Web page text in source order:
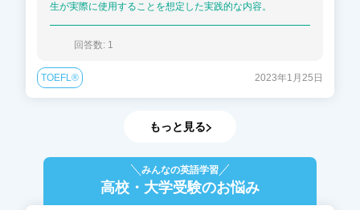
生が実際に使用することを想定した実践的な内容。
回答数: 1
TOEFL® 2023年1月25日
もっと見る
みんなの英語学習
高校・大学受験のお悩み